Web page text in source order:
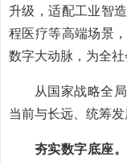
升级，适配工业智
程医疗等高端场景
数字大动脉，为全社
从国家战略全
当前与长远、统筹
夯实数字底座。